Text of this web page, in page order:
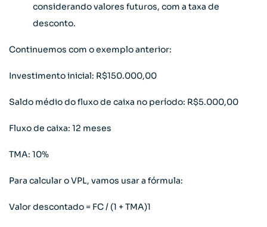
considerando valores futuros, com a taxa de
desconto.
Continuemos com o exemplo anterior:
Investimento inicial: R$150.000,00
Saldo médio do fluxo de caixa no período: R$5.000,00
Fluxo de caixa: 12 meses
TMA: 10%
Para calcular o VPL, vamos usar a fórmula:
Valor descontado = FC / (1 + TMA)1